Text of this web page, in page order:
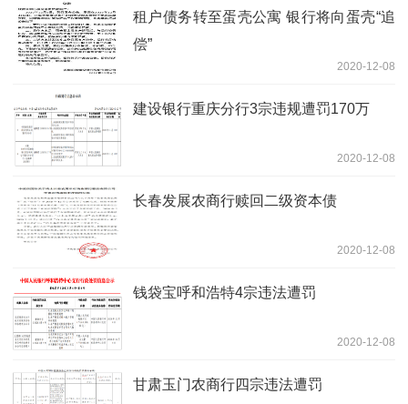
租户债务转至蛋壳公寓 银行将向蛋壳“追
偿”
2020-12-08
建设银行重庆分行3宗违规遭罚170万
2020-12-08
长春发展农商行赎回二级资本债
2020-12-08
钱袋宝呼和浩特4宗违法遭罚
2020-12-08
甘肃玉门农商行四宗违法遭罚